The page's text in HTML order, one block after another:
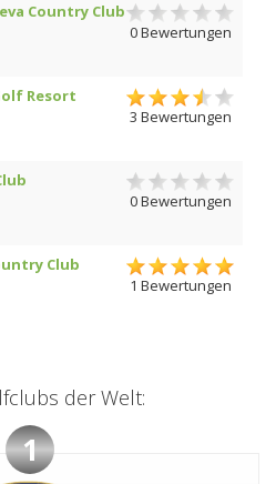
Country Club
0 Bewertungen
Resort
3 Bewertungen
0 Bewertungen
Club
1 Bewertungen
der Welt:
1